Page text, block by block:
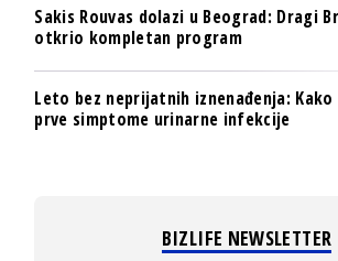
Sakis Rouvas dolazi u Beograd: Dragi
otkrio kompletan program
Leto bez neprijatnih iznenađenja:
prve simptome urinarne infekcije
BIZLIFE NEWSLETTER